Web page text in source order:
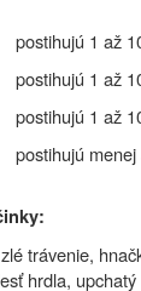
postihujú 1 až
postihujú 1 až
postihujú 1 až
postihujú
trávenie,
hrdla,